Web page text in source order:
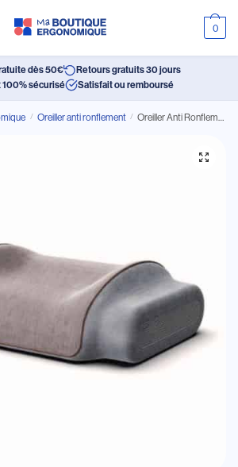
0
dès 50€
Retours gratuits 30 jours
sécurisé
Satisfait ou remboursé
/ Oreiller anti ronflement / Oreiller Anti Ronflement Ergonomique pour Cervicales